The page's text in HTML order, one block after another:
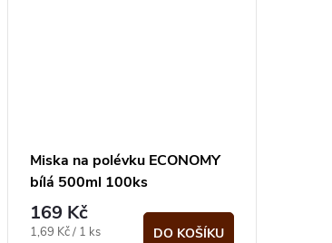
Miska na polévku ECONOMY
bílá 500ml 100ks
169 Kč
Měrná
1,69 Kč / 1 ks
DO KOŠÍKU